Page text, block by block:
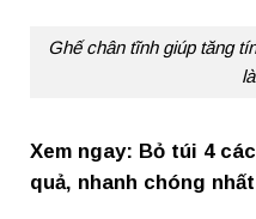
Ghế chân tĩnh giúp tăng
Xem ngay: Bỏ túi 4
quả, nhanh chóng nhất